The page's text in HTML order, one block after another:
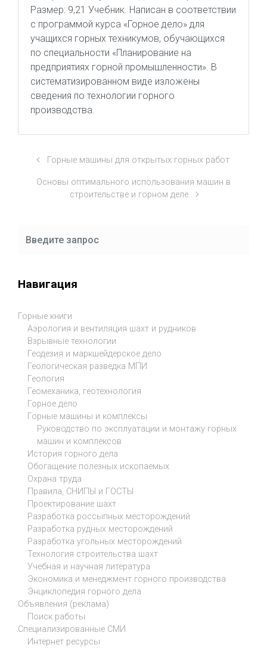
Размер: 9,21 Учебник. Написан в соответствии
с программой курса «Горное дело» для
учащихся горных техникумов, обучающихся
по специальности «Планирование на
предприятиях горной промышленности». В
систематизированном виде изложены
сведения по технологии горного
производства.
Горные машины для открытых горных работ
Основы оптимального использования машин в
строительстве и горном деле
Навигация
Горные книги
Аэрология и вентиляция шахт и рудников
Взрывные технологии
Геодезия и маркшейдерское дело
Геологическая разведка МПИ
Геология
Геомеханика, геотехнология
Горное дело
Горные машины и комплексы
Руководство по эксплуатации и монтажу горных
машин и комплексов
История горного дела
Обогащение полезных ископаемых
Охрана труда
Правила, СНИПЫ и ГОСТЫ
Проектирование шахт
Разработка россыпных месторождений
Разработка рудных месторождений
Разработка угольных месторождений
Технология строительства шахт
Учебная и научная литература
Экономика и менеджмент горного производства
Энциклопедия горного дела
Объявления (реклама)
Поиск работы
Специализированные СМИ
Интернет ресурсы